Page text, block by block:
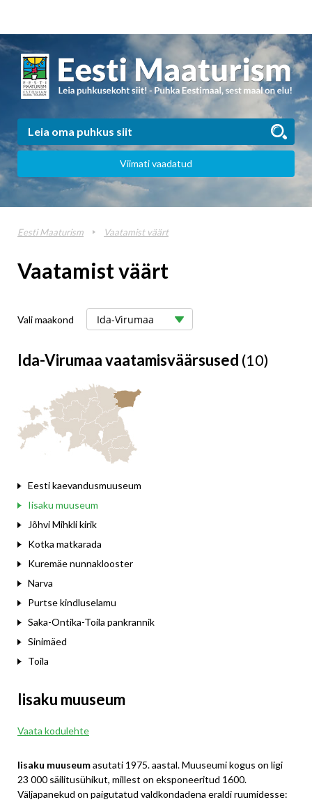
Viimati vaadatud
Eesti Maaturism Vaatamist väärt
Vaatamist väärt
Vali maakond
Ida-Virumaa vaatamisväärsused (10)
Eesti kaevandusmuuseum
Iisaku muuseum
Jõhvi Mihkli kirik
Kotka matkarada
Kuremäe nunnaklooster
Narva
Purtse kindluselamu
Saka-Ontika-Toila pankrannik
Sinimäed
Toila
Iisaku muuseum
Vaata kodulehte
Iisaku muuseumasutati 1975. aastal. Muuseumi kogus on ligi
23 000 säilitusühikut, millest on eksponeeritud 1600.
Väljapanekud on paigutatud valdkondadena eraldi ruumidesse: